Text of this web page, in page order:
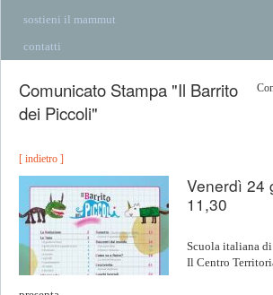
sostieni il mammut
contatti
Comunicato Stampa "Il Barrito
dei Piccoli"
[ indietro ]
Venerdì 24
11,30
Scuola italiana
Il Centro